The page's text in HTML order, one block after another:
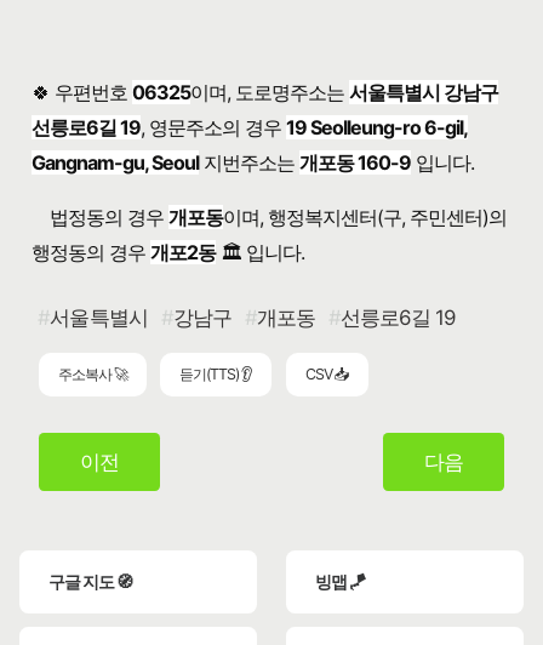
🍀 우편번호 06325이며, 도로명주소는서울특별시 강남구
선릉로6길 19, 영문주소의 경우19 Seolleung-ro 6-gil,
Gangnam-gu, Seoul지번주소는개포동 160-9 입니다.
법정동의 경우 개포동이며, 행정복지센터(구, 주민센터)의
행정동의 경우 개포2동🏛️ 입니다.
서울특별시 강남구 개포동 선릉로6길 19
주소복사 🚀 듣기(TTS) 👂 CSV 📥
이전 다음
구글 지도 🧭 빙맵 🪁